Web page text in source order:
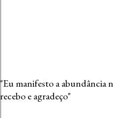
"Eu manifesto a abundância
recebo e agradeço"